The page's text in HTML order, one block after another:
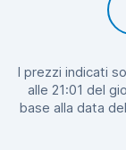
I prezzi indicati
alle 21:01 del
base alla data